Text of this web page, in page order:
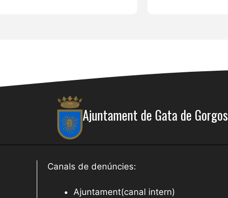
Ajuntament de Gata de Gorgos
Canals de denúncies:
Ajuntament(canal intern)